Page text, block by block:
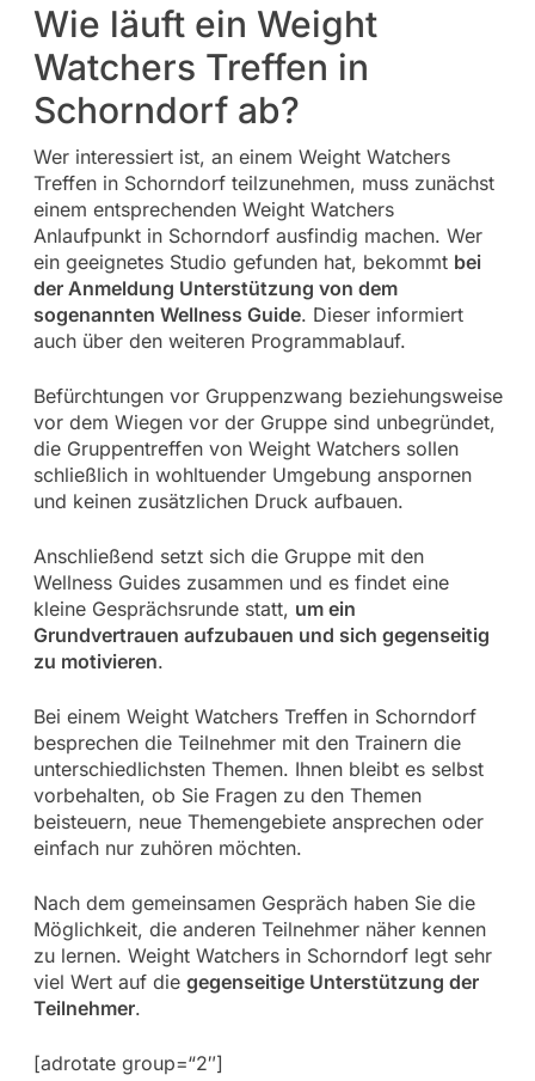
Wie läuft ein Weight
Watchers Treffen in
Schorndorf ab?
Wer interessiert ist, an einem Weight Watchers
Treffen in Schorndorf teilzunehmen, muss zunächst
einem entsprechenden Weight Watchers
Anlaufpunkt in Schorndorf ausfindig machen. Wer
ein geeignetes Studio gefunden hat, bekommt bei
der Anmeldung Unterstützung von dem
sogenannten Wellness Guide. Dieser informiert
auch über den weiteren Programmablauf.
Befürchtungen vor Gruppenzwang beziehungsweise
vor dem Wiegen vor der Gruppe sind unbegründet,
die Gruppentreffen von Weight Watchers sollen
schließlich in wohltuender Umgebung anspornen
und keinen zusätzlichen Druck aufbauen.
Anschließend setzt sich die Gruppe mit den
Wellness Guides zusammen und es findet eine
kleine Gesprächsrunde statt, um ein
Grundvertrauen aufzubauen und sich gegenseitig
zu motivieren.
Bei einem Weight Watchers Treffen in Schorndorf
besprechen die Teilnehmer mit den Trainern die
unterschiedlichsten Themen. Ihnen bleibt es selbst
vorbehalten, ob Sie Fragen zu den Themen
beisteuern, neue Themengebiete ansprechen oder
einfach nur zuhören möchten.
Nach dem gemeinsamen Gespräch haben Sie die
Möglichkeit, die anderen Teilnehmer näher kennen
zu lernen. Weight Watchers in Schorndorf legt sehr
viel Wert auf die gegenseitige Unterstützung der
Teilnehmer.
[adrotate group=“2″]